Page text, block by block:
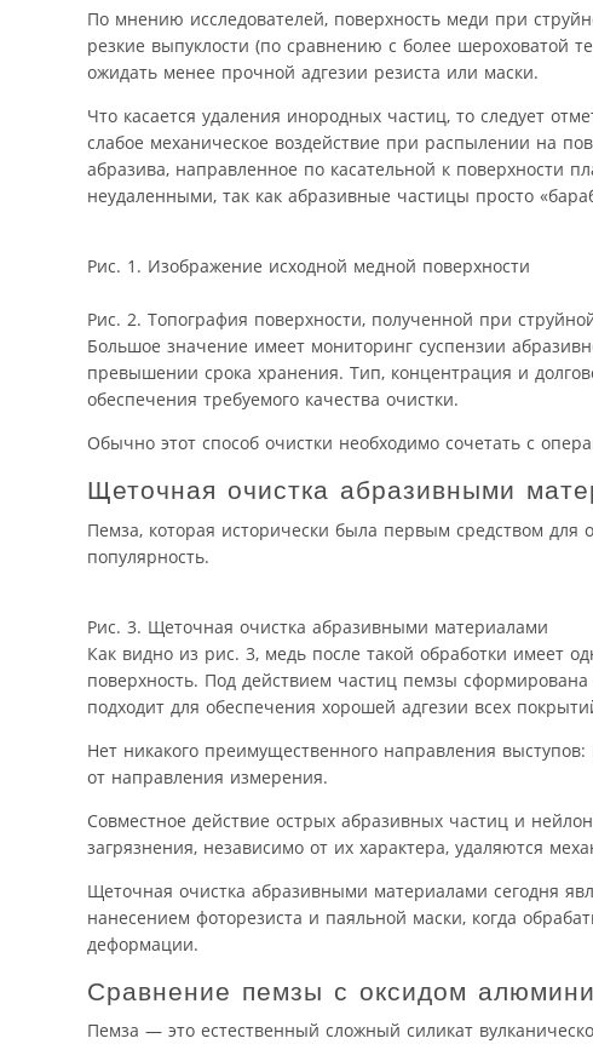
По мнению исследователей, поверхность меди при
резкие выпуклости (по сравнению с более шероховатой
ожидать менее прочной адгезии резиста или маски.
Что касается удаления инородных частиц, то следует
слабое механическое воздействие при распылении на
абразива, направленное по касательной к поверхности
неудаленными, так как абразивные частицы просто
Рис. 1. Изображение исходной медной поверхности
Рис. 2. Топография поверхности, полученной при
Большое значение имеет мониторинг суспензии
превышении срока хранения. Тип, концентрация и
обеспечения требуемого качества очистки.
Обычно этот способ очистки необходимо сочетать с
Щеточная очистка абразивными
Пемза, которая исторически была первым средством для
популярность.
Рис. 3. Щеточная очистка абразивными материалами
Как видно из рис. 3, медь после такой обработки имеет
поверхность. Под действием частиц пемзы
подходит для обеспечения хорошей адгезии всех
Нет никакого преимущественного направления
от направления измерения.
Совместное действие острых абразивных частиц и
загрязнения, независимо от их характера, удаляются
Щеточная очистка абразивными материалами сегодня
нанесением фоторезиста и паяльной маски, когда
деформации.
Сравнение пемзы с оксидом
Пемза — это естественный сложный силикат